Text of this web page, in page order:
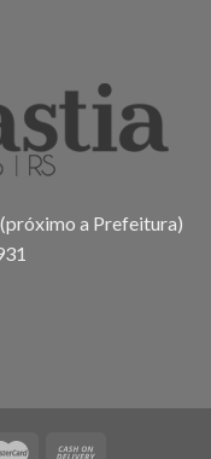
a Prefeitura)